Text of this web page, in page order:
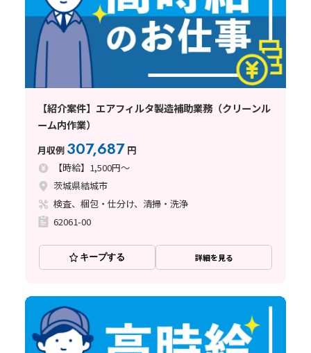
【紹介案件】エアフィルタ製造補助業務（クリーンル
ーム内作業）
月収例 307,687 円
【時給】1,500円～
茨城県結城市
検査、梱包・仕分け、清掃・洗浄
62061-00
キープする 詳細を見る